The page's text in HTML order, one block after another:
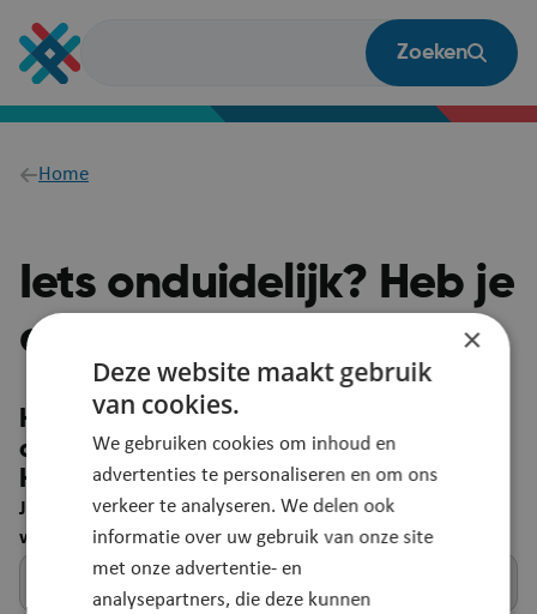
en
naar
inhoud
Zoeken
Breadcrumb
Home
Iets onduidelijk? Heb je
een vraag?
Heb je een suggestie om deze pagina
duidelijker te maken?
Heb je een vraag? Laat het ons weten!
Je feedback wordt automatisch gelinkt aan deze
webpagina.
×
Deze website maakt gebruik
van cookies.
We gebruiken cookies om inhoud en
advertenties te personaliseren en om ons
verkeer te analyseren. We delen ook
informatie over uw gebruik van onze site
met onze advertentie- en
analysepartners, die deze kunnen